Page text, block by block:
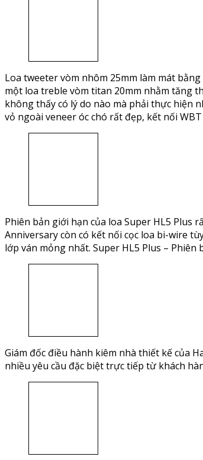
Loa tweeter vòm nhôm 25mm làm mát
một loa treble vòm titan 20mm nhằm tăng
không thấy có lý do nào mà phải thực hiện
vỏ ngoài veneer óc chó rất đẹp, kết nối
Phiên bản giới hạn của loa Super HL5 Plus
Anniversary còn có kết nối cọc loa bi-wire
lớp ván mỏng nhất. Super HL5 Plus –
Giám đốc điều hành kiêm nhà thiết kế của
nhiều yêu cầu đặc biệt trực tiếp từ khách